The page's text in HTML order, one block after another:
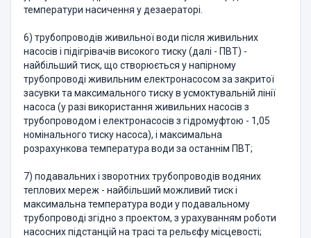
температури насичення у дезаераторі.
6) трубопроводів живильної води після живильних
насосів і підігрівачів високого тиску (далі - ПВТ) -
найбільший тиск, що створюється у напірному
трубопроводі живильним електронасосом за закритої
засувки та максимального тиску в усмоктувальній лінії
насоса (у разі використання живильних насосів з
трубопроводом і електронасосів з гідромуфтою - 1,05
номінального тиску насоса), і максимальна
розрахункова температура води за останнім ПВТ;
7) подавальних і зворотних трубопроводів водяних
теплових мереж - найбільший можливий тиск і
максимальна температура води у подавальному
трубопроводі згідно з проектом, з урахуванням роботи
насосних підстанцій на трасі та рельєфу місцевості;